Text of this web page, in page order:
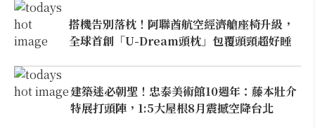
搭機告別落枕！阿聯酋航空經濟艙座椅升級，
全球首創「U-Dream頭枕」包覆頭頸超好睡
建築迷必朝聖！忠泰美術館10週年：藤本壯介
特展打頭陣，1:5大屋根8月震撼空降台北